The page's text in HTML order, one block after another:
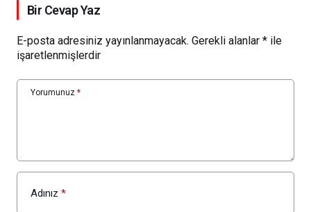
Bir Cevap Yaz
E-posta adresiniz yayınlanmayacak. Gerekli alanlar * ile
işaretlenmişlerdir
Yorumunuz *
Adınız *